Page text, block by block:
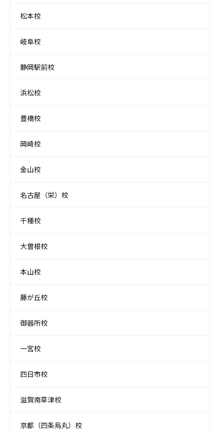
松本校
岐阜校
静岡駅前校
浜松校
豊橋校
岡崎校
金山校
名古屋（栄）校
千種校
大曽根校
本山校
藤が丘校
御器所校
一宮校
四日市校
滋賀南草津校
京都（四条烏丸）校